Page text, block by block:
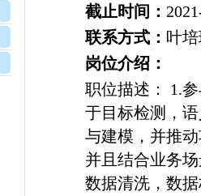
截止时间：
联系方式： 叶培
岗位介绍：
职位描述： 1.
于目标检测，
与建模，并推
并且结合业务
数据清洗，数